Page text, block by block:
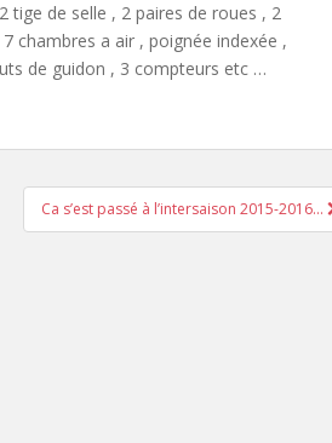
tige de selle , 2 paires de roues , 2
chambres a air , poignée indexée ,
de guidon , 3 compteurs etc …
Ca s’est passé à l’intersaison 2015-2016…